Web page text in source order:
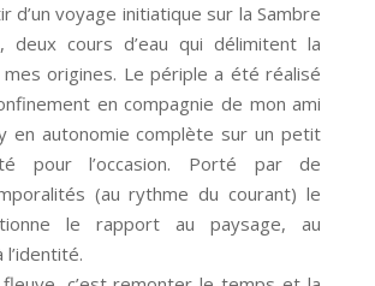
d’un voyage initiatique sur la Sambre
deux cours d’eau qui délimitent la
mes origines. Le périple a été réalisé
en compagnie de mon ami
en autonomie complète sur un petit
pour l’occasion. Porté par de
(au rythme du courant) le
le rapport au paysage, au